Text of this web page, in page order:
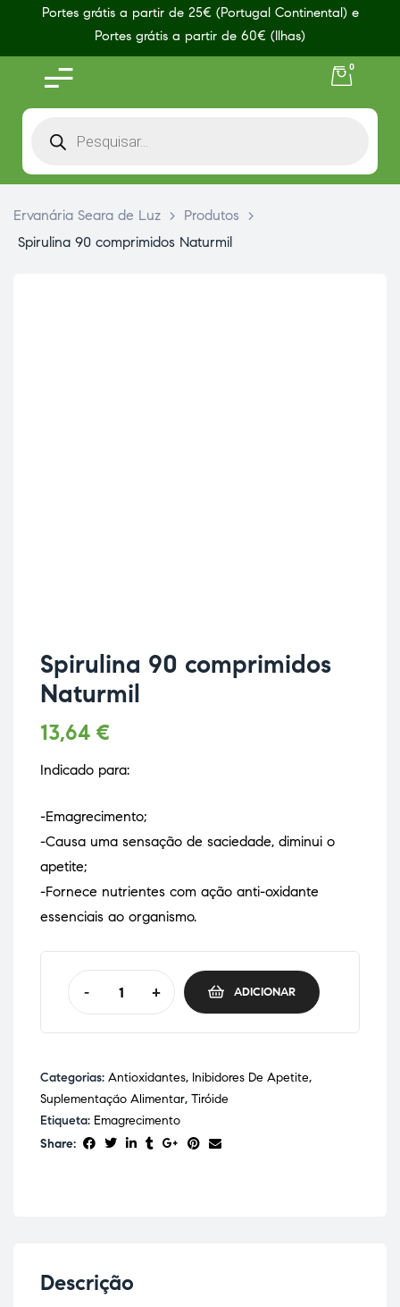
Portes grátis a partir de 25€ (Portugal Continental) e
Portes grátis a partir de 60€ (Ilhas)
0
Ervanária Seara de Luz > Produtos
>
Spirulina 90 comprimidos Naturmil
Spirulina 90 comprimidos
Naturmil
13,64 €
Indicado para:
-Emagrecimento;
-Causa uma sensação de saciedade, diminui o
apetite;
-Fornece nutrientes com ação anti-oxidante
essenciais ao organismo.
- + ADICIONAR
Categorias: Antioxidantes, Inibidores De Apetite,
Suplementação Alimentar, Tiróide
Etiqueta: Emagrecimento
Share:
Descrição